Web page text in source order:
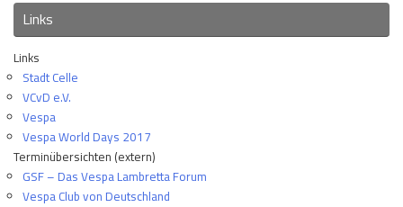
Links
Links
Stadt Celle
VCvD e.V.
Vespa
Vespa World Days 2017
Terminübersichten (extern)
GSF – Das Vespa Lambretta Forum
Vespa Club von Deutschland